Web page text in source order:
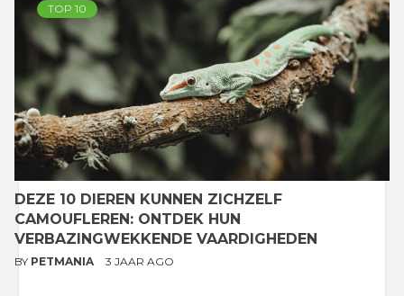
TOP 10
DEZE 10 DIEREN KUNNEN ZICHZELF
CAMOUFLEREN: ONTDEK HUN
VERBAZINGWEKKENDE VAARDIGHEDEN
BY PETMANIA 3 JAAR AGO